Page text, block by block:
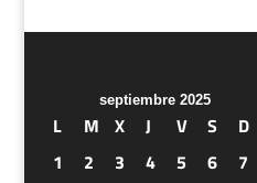
septiembre 2025
L M X J V S
D
1
2 3 4 5 6
7